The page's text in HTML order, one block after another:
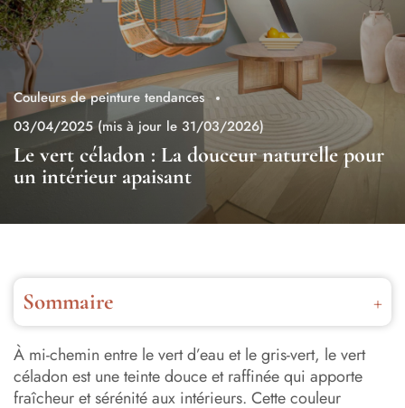
Couleurs de peinture tendances
03/04/2025 (mis à jour le 31/03/2026)
Le vert céladon : La douceur naturelle pour
un intérieur apaisant
Sommaire
Pourquoi choisir le vert céladon ?
Conseils d’application et ambiance : sublimer le vert
céladon chez soi
À mi-chemin entre le vert d’eau et le gris-vert, le vert
céladon est une teinte douce et raffinée qui apporte
fraîcheur et sérénité aux intérieurs. Cette couleur